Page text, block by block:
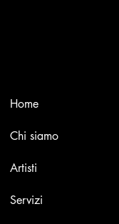
Home
Chi siamo
Artisti
Servizi